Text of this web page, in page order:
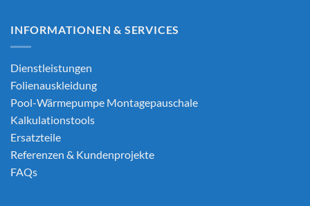
INFORMATIONEN & SERVICES
Dienstleistungen
Folienauskleidung
Pool-Wärmepumpe Montagepauschale
Kalkulationstools
Ersatzteile
Referenzen & Kundenprojekte
FAQs